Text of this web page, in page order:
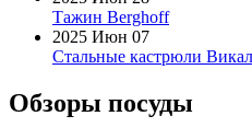
Тажин Berghoff
2025 Июн 07
Стальные кастрюли
Обзоры посуды